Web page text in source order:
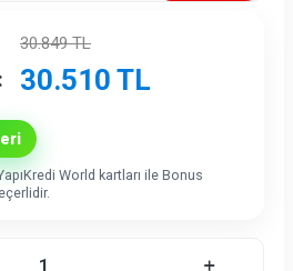
30.849TL
: 30.510 TL
World kartları ile Bonus